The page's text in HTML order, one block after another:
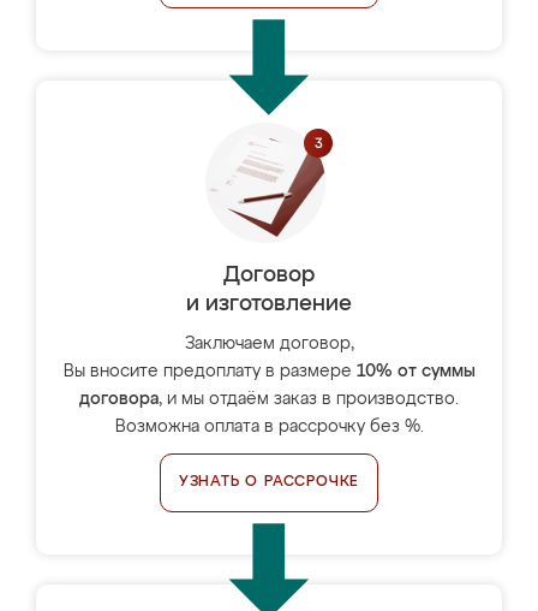
Договор
и изготовление
Заключаем договор,
Вы вносите предоплату в размере 10% от суммы
договора, и мы отдаём заказ в производство.
Возможна оплата в рассрочку без %.
УЗНАТЬ О РАССРОЧКЕ